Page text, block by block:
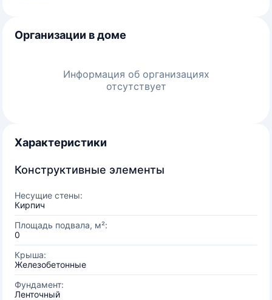
Организации в доме
Информация об организациях
отсутствует
Характеристики
Конструктивные элементы
Несущие стены:
Кирпич
Площадь подвала, м²:
0
Крыша:
Железобетонные
Фундамент:
Ленточный